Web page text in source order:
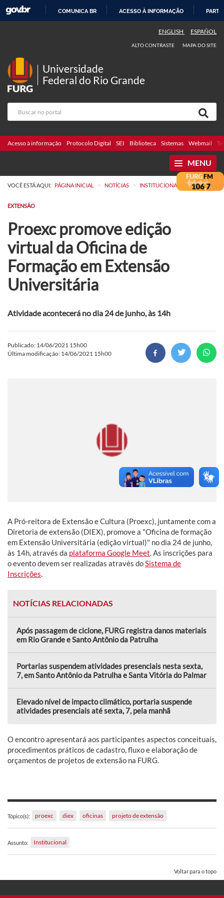
COMUNICA BR ACESSO À INFORMAÇÃO
ENGLISH ESPAÑOL
ALTO CONTRASTE MAPA DO SITE
Universidade
Federal do Rio Grande
Acesso à informação Protocolo Digital SEI Biblioteca Sistemas Webmail
MENU
VOCÊ ESTÁ AQUI: PÁGINA INICIAL > NOTÍCIAS > INSTITUCIONAL
EXTENSÃO
Proexc promove edição
virtual da Oficina de
Formação em Extensão
Universitária
Atividade acontecerá no dia 24 de junho, às 14h
Publicado: 14/06/2021 15h00
Última modificação: 14/06/2021 15h00
A Pró-reitora de Extensão e Cultura (Proexc), juntamente com a
Diretoria de extensão (DIEX), promove a "Oficina de formação
em Extensão Universitária (edição virtual)" no dia 24 de junho,
às 14h, através da plataforma Google Meet. As inscrições para
o evento devem ser realizadas através doSistema de
Inscrições.
NOTÍCIAS RELACIONADAS
Após passagem de ciclone, FURG registra danos materiais
em Rio Grande e Santo Antônio da Patrulha
Portarias suspendem atividades presenciais nesta sexta,
7, em Santo Antônio da Patrulha e Santa Vitória do Palmar
Elevado nível de impacto climático, portaria suspende
atividades presenciais até sexta, 7, pela manhã
O encontro apresentará aos participantes aspectos conceituais,
procedimentos práticos de cadastro, fluxo e elaboração de
orçamentos de projetos de extensão na FURG.
Tópico(s): proexc diex oficinas projeto de extensão
Assunto: Institucional
Voltar para o topo